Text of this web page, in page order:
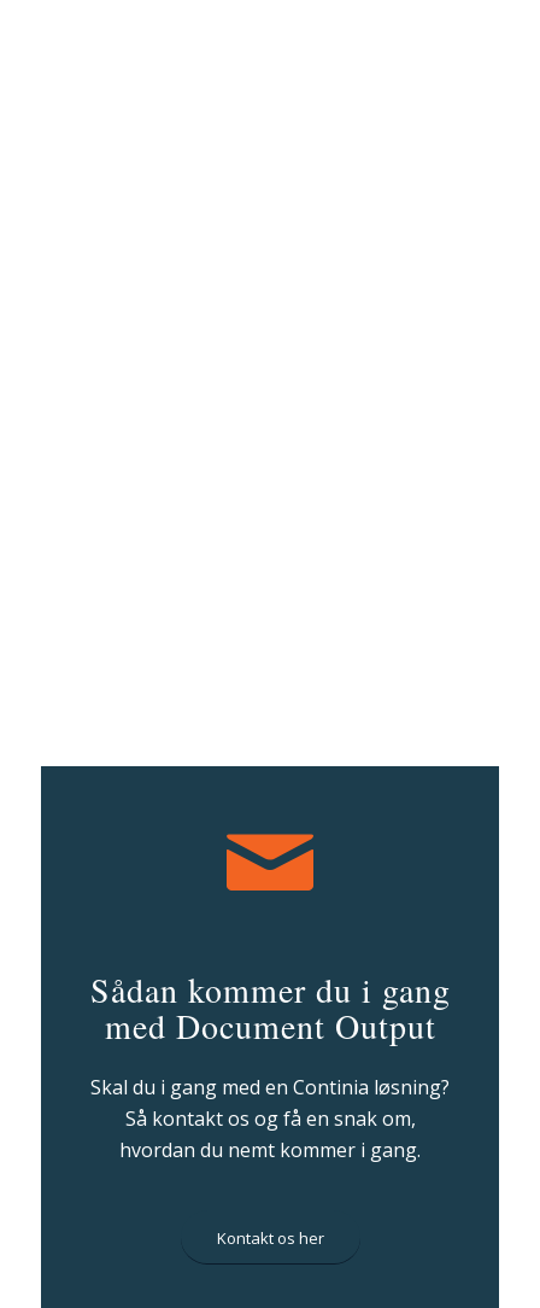
Sådan kommer du i gang
med Document Output
Skal du i gang med en Continia løsning?
Så kontakt os og få en snak om,
hvordan du nemt kommer i gang.
Kontakt os her